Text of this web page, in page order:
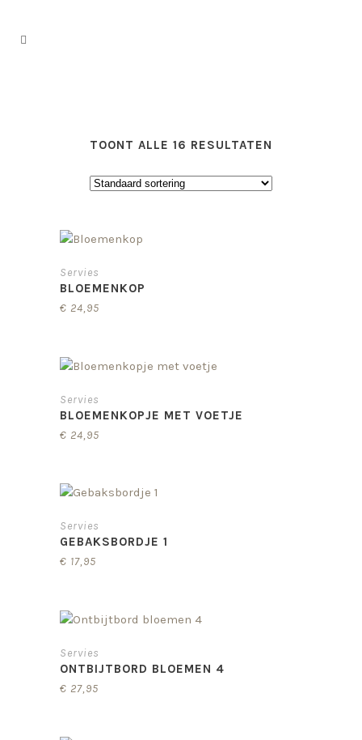
TOONT ALLE 16 RESULTATEN
Servies
BLOEMENKOP
€ 24,95
Servies
BLOEMENKOPJE MET VOETJE
€ 24,95
Servies
GEBAKSBORDJE 1
€ 17,95
Servies
ONTBIJTBORD BLOEMEN 4
€ 27,95